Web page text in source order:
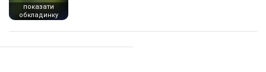
показати
обкладинку